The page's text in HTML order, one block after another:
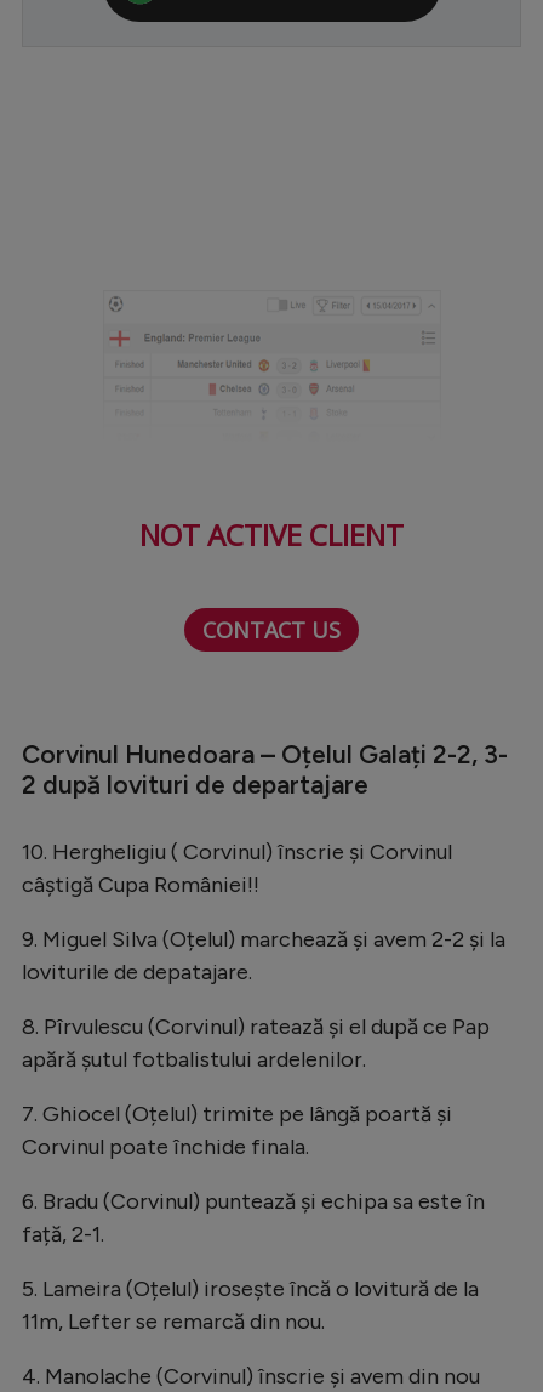
Formula 1
Auto
Rugby
Alte sporturi
JO 2024
Creează cont
NOT ACTIVE CLIENT
CONTACT US
Corvinul Hunedoara – Oțelul Galați 2-2, 3-
2 după lovituri de departajare
10. Hergheligiu ( Corvinul) înscrie și Corvinul
câștigă Cupa României!!
9. Miguel Silva (Oțelul) marchează și avem 2-2 și la
loviturile de depatajare.
8. Pîrvulescu (Corvinul) ratează și el după ce Pap
apără șutul fotbalistului ardelenilor.
7. Ghiocel (Oțelul) trimite pe lângă poartă și
Corvinul poate închide finala.
6. Bradu (Corvinul) puntează și echipa sa este în
față, 2-1.
5. Lameira (Oțelul) irosește încă o lovitură de la
11m, Lefter se remarcă din nou.
4. Manolache (Corvinul) înscrie și avem din nou